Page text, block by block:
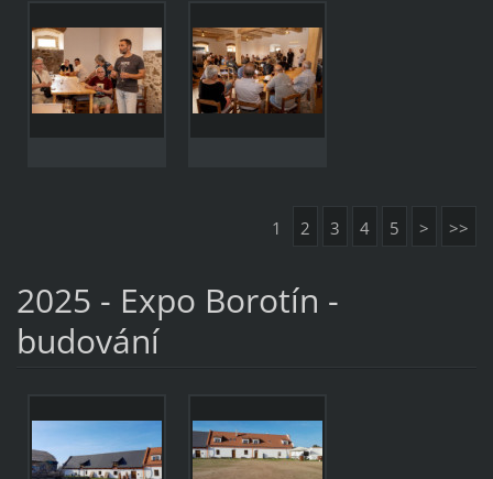
1 2 3 4 5 > >>
2025 - Expo Borotín -
budování